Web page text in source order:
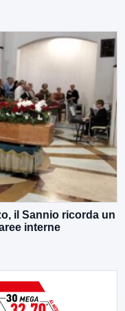
il Sannio ricorda un
interne